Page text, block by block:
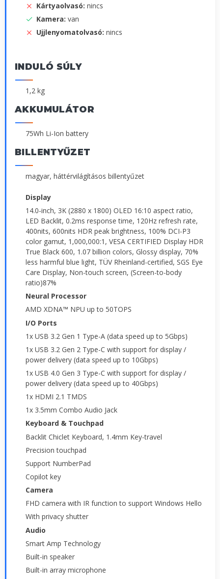
Kártyaolvasó: nincs
Kamera: van
Ujjlenyomatolvasó: nincs
INDULÓ SÚLY
1,2 kg
AKKUMULÁTOR
75Wh Li-Ion battery
BILLENTYŰZET
magyar, háttérvilágításos billentyűzet
Display
14.0-inch, 3K (2880 x 1800) OLED 16:10 aspect ratio,
LED Backlit, 0.2ms response time, 120Hz refresh rate,
400nits, 600nits HDR peak brightness, 100% DCI-P3
color gamut, 1,000,000:1, VESA CERTIFIED Display HDR
True Black 600, 1.07 billion colors, Glossy display, 70%
less harmful blue light, TÜV Rheinland-certified, SGS Eye
Care Display, Non-touch screen, (Screen-to-body
ratio)87%
Neural Processor
AMD XDNA™ NPU up to 50TOPS
I/O Ports
1x USB 3.2 Gen 1 Type-A (data speed up to 5Gbps)
1x USB 3.2 Gen 2 Type-C with support for display /
power delivery (data speed up to 10Gbps)
1x USB 4.0 Gen 3 Type-C with support for display /
power delivery (data speed up to 40Gbps)
1x HDMI 2.1 TMDS
1x 3.5mm Combo Audio Jack
Keyboard & Touchpad
Backlit Chiclet Keyboard, 1.4mm Key-travel
Precision touchpad
Support NumberPad
Copilot key
Camera
FHD camera with IR function to support Windows Hello
With privacy shutter
Audio
Smart Amp Technology
Built-in speaker
Built-in array microphone